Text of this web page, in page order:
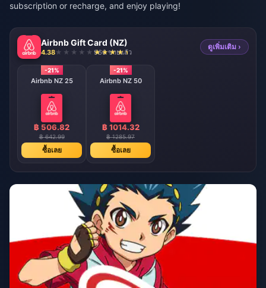
subscription or recharge, and enjoy playing!
Airbnb Gift Card (NZ)
4.38 966 ขายแล้ว
ดูเพิ่มเติม ›
-21%
Airbnb NZ 25
฿ 506.82
฿ 642.99
ซื้อเลย
-21%
Airbnb NZ 50
฿ 1014.32
฿ 1285.97
ซื้อเลย